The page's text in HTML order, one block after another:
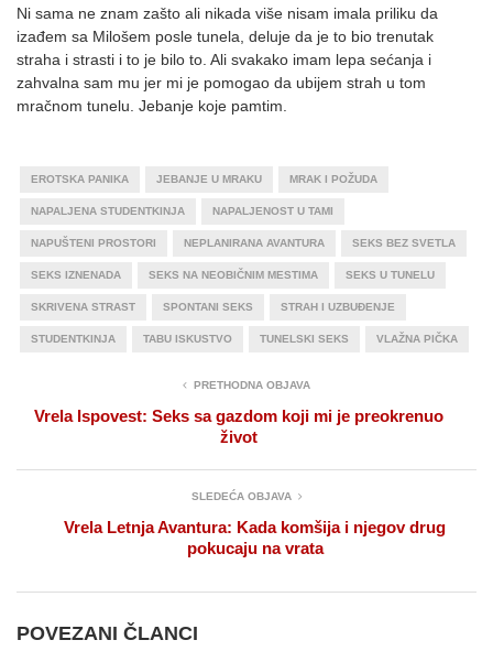
Ni sama ne znam zašto ali nikada više nisam imala priliku da
izađem sa Milošem posle tunela, deluje da je to bio trenutak
straha i strasti i to je bilo to. Ali svakako imam lepa sećanja i
zahvalna sam mu jer mi je pomogao da ubijem strah u tom
mračnom tunelu. Jebanje koje pamtim.
EROTSKA PANIKA JEBANJE U MRAKU MRAK I POŽUDA
NAPALJENA STUDENTKINJA NAPALJENOST U TAMI
NAPUŠTENI PROSTORI NEPLANIRANA AVANTURA SEKS BEZ SVETLA
SEKS IZNENADA SEKS NA NEOBIČNIM MESTIMA SEKS U TUNELU
SKRIVENA STRAST SPONTANI SEKS STRAH I UZBUĐENJE
STUDENTKINJA TABU ISKUSTVO TUNELSKI SEKS VLAŽNA PIČKA
PRETHODNA OBJAVA
Vrela Ispovest: Seks sa gazdom koji mi je preokrenuo
život
SLEDEĆA OBJAVA
Vrela Letnja Avantura: Kada komšija i njegov drug
pokucaju na vrata
POVEZANI ČLANCI